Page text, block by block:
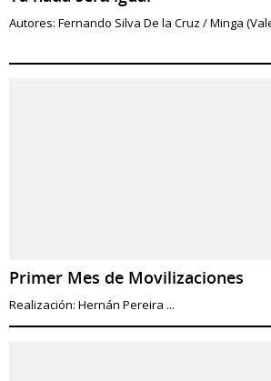
Autores: Fernando Silva De la Cruz / Minga
Primer Mes de Movilizaciones
Realización: Hernán Pereira ...